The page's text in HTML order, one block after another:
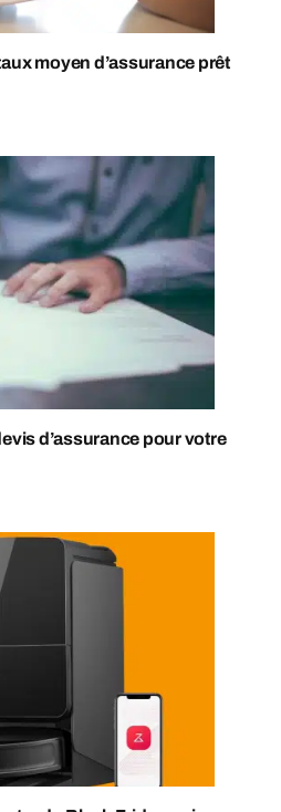
moyen d’assurance prêt
d’assurance pour votre